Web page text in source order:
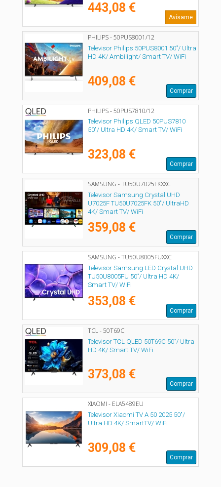
443,08 €
Avísame
PHILIPS - 50PUS8001/12
Televisor Philips 50PUS8001 50"/ Ultra
HD 4K/ Ambilight/ Smart TV/ WiFi
409,08 €
Comprar
PHILIPS - 50PUS7810/12
Televisor Philips QLED 50PUS7810
50"/ Ultra HD 4K/ Smart TV/ WiFi
323,08 €
Comprar
SAMSUNG - TU50U7025FKXXC
Televisor Samsung Crystal UHD
U7025F TU50U7025FK 50"/ UltraHD
4K/ Smart TV/ WiFi
359,08 €
Comprar
SAMSUNG - TU50U8005FUXXC
Televisor Samsung LED Crystal UHD
TU50U8005FU 50"/ Ultra HD 4K/
Smart TV/ WiFi
353,08 €
Comprar
TCL - 50T69C
Televisor TCL QLED 50T69C 50"/ Ultra
HD 4K/ Smart TV/ WiFi
373,08 €
Comprar
XIAOMI - ELA5489EU
Televisor Xiaomi TV A 50 2025 50"/
Ultra HD 4K/ SmartTV/ WiFi
309,08 €
Comprar